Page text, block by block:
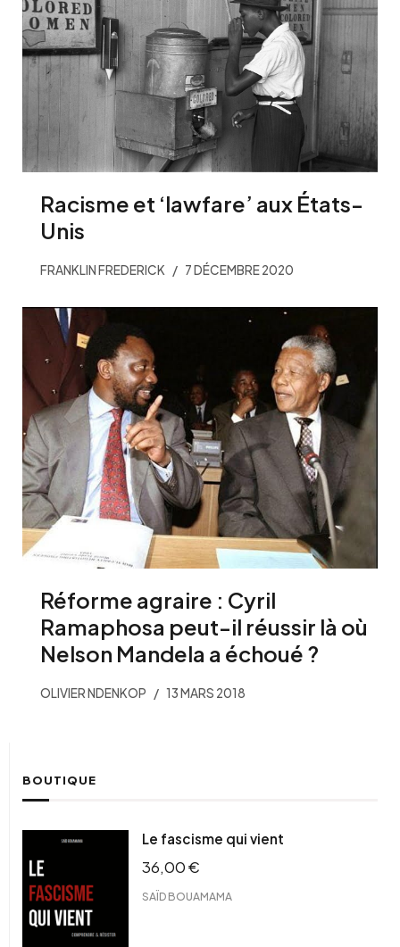
Racisme et ‘lawfare’ aux États-
Unis
FRANKLIN FREDERICK 7 DÉCEMBRE 2020
Réforme agraire : Cyril
Ramaphosa peut-il réussir là où
Nelson Mandela a échoué ?
OLIVIER NDENKOP 13 MARS 2018
BOUTIQUE
Le fascisme qui vient
36,00€
SAÏD BOUAMAMA